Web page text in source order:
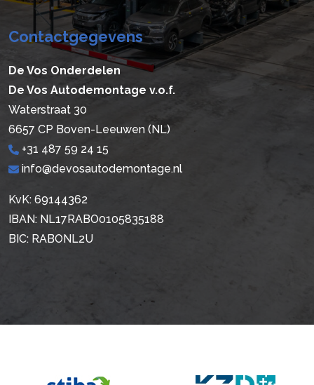
Contactgegevens
De Vos Onderdelen
De Vos Autodemontage v.o.f.
Waterstraat 30
6657 CP Boven-Leeuwen (NL)
+31 487 59 24 15
info@devosautodemontage.nl
KvK: 69144362
IBAN: NL17RABO0105835188
BIC: RABONL2U